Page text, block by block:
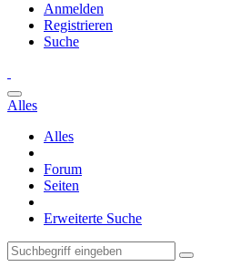
Anmelden
Registrieren
Suche
Alles
Alles
Forum
Seiten
Erweiterte Suche